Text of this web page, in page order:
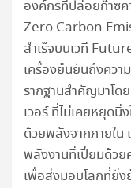
องค์กรที่ปล่อยก๊าซ
Zero Carbon
สำเร็จบนเวที
เครื่องยืนยันถึงควา
รากฐานสำคัญมาโด
เวอร์ ที่ไม่เคยหยุด
ด้วยพลังจากภายใน
พลังงานที่เปี่ยมด้วย
เพื่อส่งมอบโลกที่ยั่